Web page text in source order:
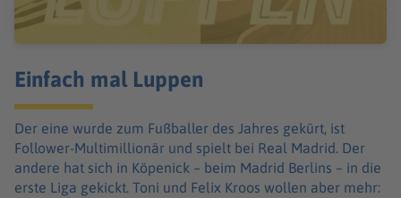
Einfach mal Luppen
Der eine wurde zum Fußballer des Jahres gekürt, ist
Follower-Multimillionär und spielt bei Real Madrid. Der
andere hat sich in Köpenick – beim Madrid Berlins – in die
erste Liga gekickt. Toni und Felix Kroos wollen aber mehr: